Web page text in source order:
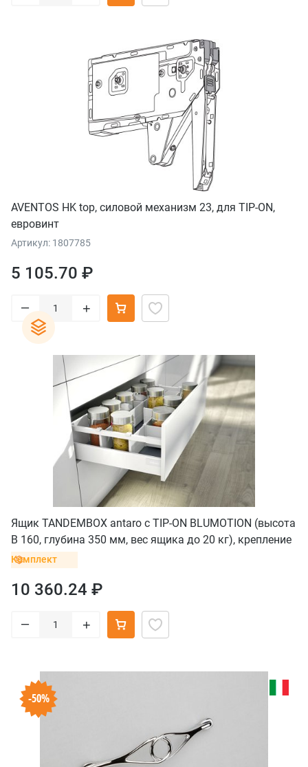
AVENTOS HK top, силовой механизм 23, для TIP-ON,
евровинт
Артикул: 1807785
5 105.70 ₽
– +
Ящик TANDEMBOX antaro с TIP-ON BLUMOTION (высота
B 160, глубина 350 мм, вес ящика до 20 кг), крепление
под саморезы, белый
Комплект
10 360.24 ₽
– +
-50%